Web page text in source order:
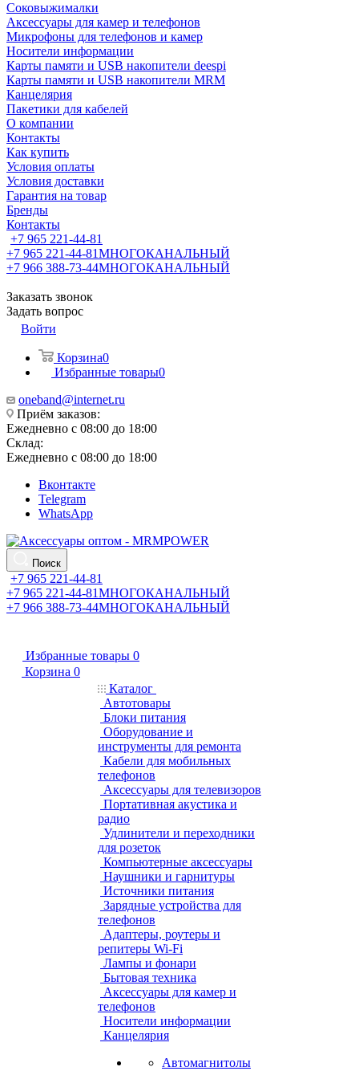
Соковыжималки
Аксессуары для камер и телефонов
Микрофоны для телефонов и камер
Носители информации
Карты памяти и USB накопители deespi
Карты памяти и USB накопители MRM
Канцелярия
Пакетики для кабелей
О компании
Контакты
Как купить
Условия оплаты
Условия доставки
Гарантия на товар
Бренды
Контакты
+7 965 221-44-81
+7 965 221-44-81МНОГОКАНАЛЬНЫЙ
+7 966 388-73-44МНОГОКАНАЛЬНЫЙ
Заказать звонок
Задать вопрос
Войти
Корзина0
Избранные товары0
oneband@internet.ru
Приём заказов:
Ежедневно с 08:00 до 18:00
Склад:
Ежедневно с 08:00 до 18:00
Вконтакте
Telegram
WhatsApp
Поиск
+7 965 221-44-81
+7 965 221-44-81МНОГОКАНАЛЬНЫЙ
+7 966 388-73-44МНОГОКАНАЛЬНЫЙ
Избранные товары 0
Корзина 0
Каталог
Автотовары
Блоки питания
Оборудование и
инструменты для ремонта
Кабели для мобильных
телефонов
Аксессуары для телевизоров
Портативная акустика и
радио
Удлинители и переходники
для розеток
Компьютерные аксессуары
Наушники и гарнитуры
Источники питания
Зарядные устройства для
телефонов
Адаптеры, роутеры и
репитеры Wi-Fi
Лампы и фонари
Бытовая техника
Аксессуары для камер и
телефонов
Носители информации
Канцелярия
Автомагнитолы